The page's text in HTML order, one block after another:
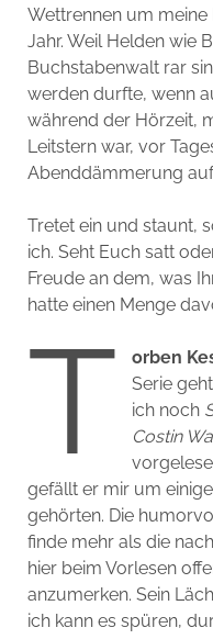
Wettrennen um
Jahr. Weil Helden wie
Buchstabenwalt rar
werden durfte, wenn
während der Hörzeit,
Leitstern war, vor
Abenddämmerung
Tretet ein und staunt,
ich. Seht Euch satt
Freude an dem, was
hatte einen Menge
T orben
Serie
ich noch
Costin
gefällt er mir um
gehörten. Die
finde mehr als die
hier beim Vorlesen
anzumerken. Sein
ich kann es spüren,